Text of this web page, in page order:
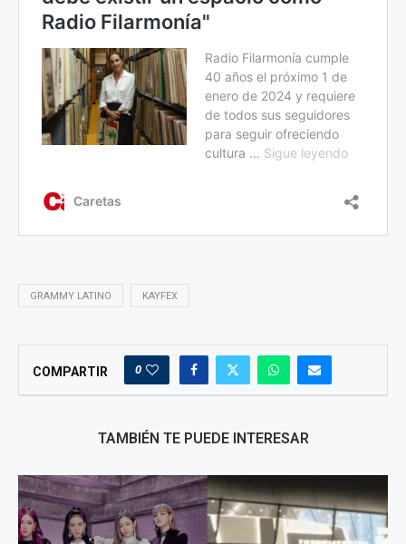
GRAMMY LATINO KAYFEX
COMPARTIR 0
TAMBIÉN TE PUEDE INTERESAR